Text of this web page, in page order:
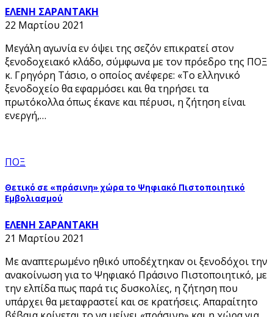
ΕΛΕΝΗ ΣΑΡΑΝΤΑΚΗ
22 Μαρτίου 2021
Μεγάλη αγωνία εν όψει της σεζόν επικρατεί στον
ξενοδοχειακό κλάδο, σύμφωνα με τον πρόεδρο της ΠΟΞ
κ. Γρηγόρη Τάσιο, ο οποίος ανέφερε: «Το ελληνικό
ξενοδοχείο θα εφαρμόσει και θα τηρήσει τα
πρωτόκολλα όπως έκανε και πέρυσι, η ζήτηση είναι
ενεργή,…
ΠΟΞ
Θετικό σε «πράσινη» χώρα το Ψηφιακό Πιστοποιητικό
Εμβολιασμού
ΕΛΕΝΗ ΣΑΡΑΝΤΑΚΗ
21 Μαρτίου 2021
Με αναπτερωμένο ηθικό υποδέχτηκαν οι ξενοδόχοι την
ανακοίνωση για το Ψηφιακό Πράσινο Πιστοποιητικό, με
την ελπίδα πως παρά τις δυσκολίες, η ζήτηση που
υπάρχει θα μεταφραστεί και σε κρατήσεις. Απαραίτητο